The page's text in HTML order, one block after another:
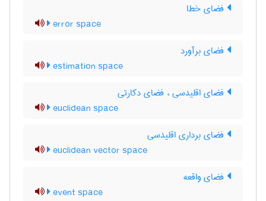
فضای خطا
error space
فضای برآورد
estimation space
فضای اقلیدسی ، فضای دکارتی
euclidean space
فضای برداری اقلیدسی
euclidean vector space
فضای واقعه
event space